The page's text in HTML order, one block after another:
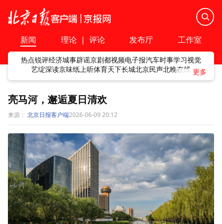
新闻 理论 | 评论 发布厅 工作室
热点锐评经济城事辟谣京剧都视频电子报汽车时事学习视觉
艺绽深读京味纸上听体育天下长城北京民声北晚在线
亮马河，邂逅夏日清欢
来源： 北京日报客户端2026-06-09 20:12